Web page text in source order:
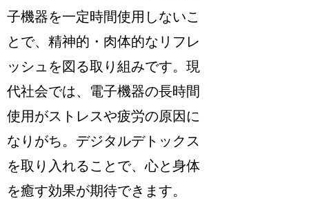
子機器を一定時間使用しないこ
とで、精神的・肉体的なリフレ
ッシュを図る取り組みです。現
代社会では、電子機器の長時間
使用がストレスや疲労の原因に
なりがち。デジタルデトックス
を取り入れることで、心と身体
を癒す効果が期待できます。